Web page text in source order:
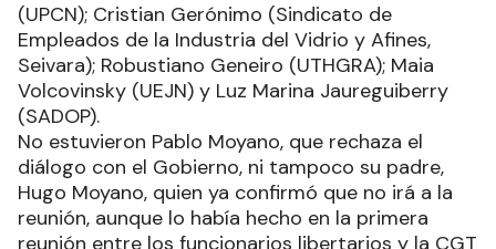
(UPCN); Cristian Gerónimo (Sindicato de
Empleados de la Industria del Vidrio y Afines,
Seivara); Robustiano Geneiro (UTHGRA); Maia
Volcovinsky (UEJN) y Luz Marina Jaureguiberry
(SADOP).
No estuvieron Pablo Moyano, que rechaza el
diálogo con el Gobierno, ni tampoco su padre,
Hugo Moyano, quien ya confirmó que no irá a la
reunión, aunque lo había hecho en la primera
reunión entre los funcionarios libertarios y la CGT